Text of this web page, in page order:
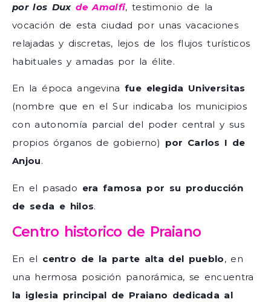
por los Duxde Amalfi, testimonio de la
vocación de esta ciudad por unas vacaciones
relajadas y discretas, lejos de los flujos turísticos
habituales y amadas por la élite.
En la época angevinafue elegida Universitas
(nombre que en el Sur indicaba los municipios
con autonomía parcial del poder central y sus
propios órganos de gobierno) por Carlos I de
Anjou.
En el pasado era famosa por su producción
de seda e hilos.
Centro historico de Praiano
En el centro de la parte alta del pueblo, en
una hermosa posición panorámica, se encuentra
la iglesia principal de Praiano dedicada al